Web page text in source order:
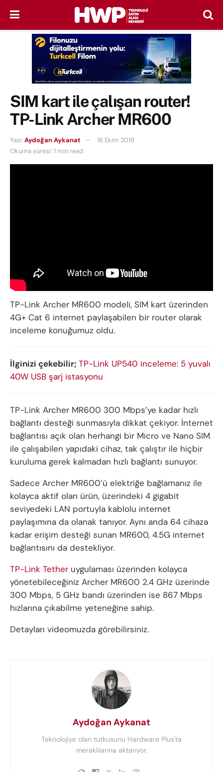
SIM kart ile çalışan router!
TP-Link Archer MR600
Yazı: Aydoğan Aykanat
16 Ekim 2019
Okuma süresi: 1 min read
TP-Link Archer MR600 modeli, SIM kart üzerinden
4G+ Cat 6 internet paylaşabilen bir router olarak
inceleme konuğumuz oldu.
İlginizi çekebilir; TP-Link UP540 inceleme: 5 yuvalı
40W USB şarj istasyonu
TP-Link Archer MR600 300 Mbps’ye kadar hızlı
bağlantı desteği sunmasıyla dikkat çekiyor. İnternet
bağlantısı açık olan herhangi bir Micro ve Nano SIM
ile çalışabilen yapıdaki cihaz, tak çalıştır ile hiçbir
kuruluma gerek kalmadan hızlı bağlantı sunuyor.
Sadece Archer MR600’ü elektriğe bağlamanız ile
kolayca aktif olan ürün, üzerindeki 4 gigabit
seviyedeki LAN portuyla kablolu internet
paylaşımına da olanak tanıyor. Aynı anda 64 cihaza
kadar erişim desteği sunan MR600, 4.5G internet
bağlantısını da destekliyor.
TP-Link Tether uygulaması üzerinden kolayca
yönetebileceğiniz Archer MR600 2.4 GHz üzerinde
300 Mbps, 5 GHz bandı üzerinden ise 867 Mbps
hızlarına çıkabilme yeteneğine sahip.
Detayları videomuzda görebilirsiniz.
Aydoğan Aykanat
Teknolojiye olan tutkusunu Hardware Plus'ta
meraklılarına aktarıyor.